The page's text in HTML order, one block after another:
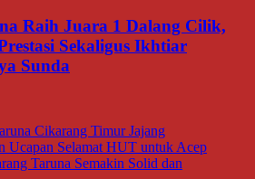
Raih Juara 1 Dalang Cilik,
Sekaligus Ikhtiar
Sunda